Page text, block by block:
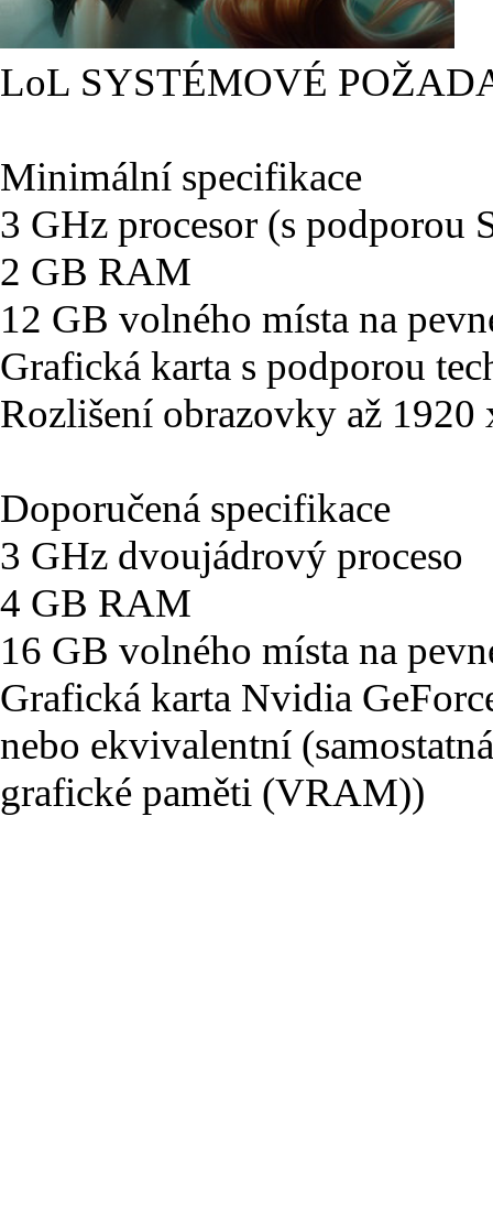
LoL SYSTÉMOVÉ
Minimální specifikace
3 GHz procesor (s podporou
2 GB RAM
12 GB volného místa na
Grafická karta s podporou
Rozlišení obrazovky až 1920
Doporučená specifikace
3 GHz dvoujádrový proceso
4 GB RAM
16 GB volného místa na
Grafická karta Nvidia
nebo ekvivalentní
grafické paměti (VRAM))